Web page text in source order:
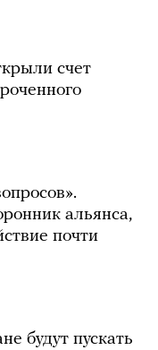
счет
альянса,
почти
будут пускать